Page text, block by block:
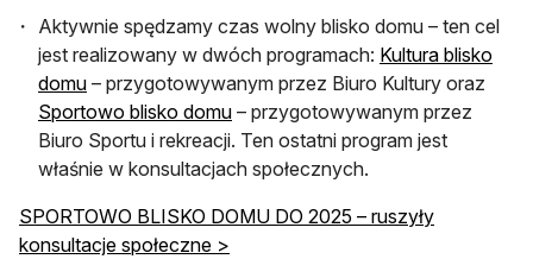
Aktywnie spędzamy czas wolny blisko domu – ten cel
jest realizowany w dwóch programach: Kultura blisko
domuotwiera się w nowej karcie
– przygotowywanym przez Biuro Kultury oraz
Sportowo blisko domuotwiera się w nowej karcie
– przygotowywanym przez
Biuro Sportu i rekreacji. Ten ostatni program jest
właśnie w konsultacjach społecznych.
SPORTOWO BLISKO DOMU DO 2025 – ruszyły
konsultacje społeczne >